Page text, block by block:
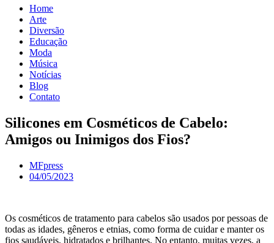
Home
Arte
Diversão
Educação
Moda
Música
Notícias
Blog
Contato
Silicones em Cosméticos de Cabelo:
Amigos ou Inimigos dos Fios?
MFpress
04/05/2023
Os cosméticos de tratamento para cabelos são usados por pessoas de
todas as idades, gêneros e etnias, como forma de cuidar e manter os
fios saudáveis, hidratados e brilhantes. No entanto, muitas vezes, a